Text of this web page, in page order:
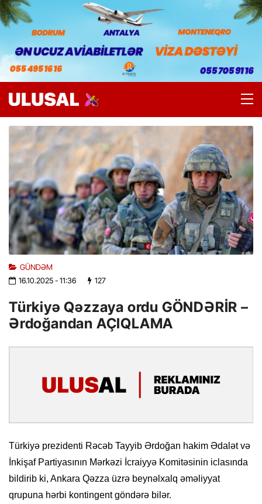
GÜNDƏM
16.10.2025- 11:36 127
Türkiyə Qəzzaya ordu GÖNDƏRİR –
Ərdoğandan AÇIQLAMA
Türkiyə prezidenti Rəcəb Tayyib Ərdoğan hakim Ədalət və
İnkişaf Partiyasının Mərkəzi İcraiyyə Komitəsinin iclasında
bildirib ki, Ankara Qəzza üzrə beynəlxalq əməliyyat
qrupuna hərbi kontingent göndərə bilər.